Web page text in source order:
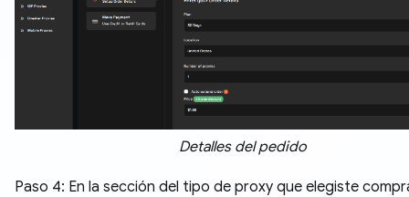
Detalles del pedido
Paso 4: En la sección del tipo de proxy que elegiste